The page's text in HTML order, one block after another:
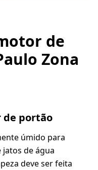
de
Zona
de portão
úmido para
jatos de água
deve ser feita